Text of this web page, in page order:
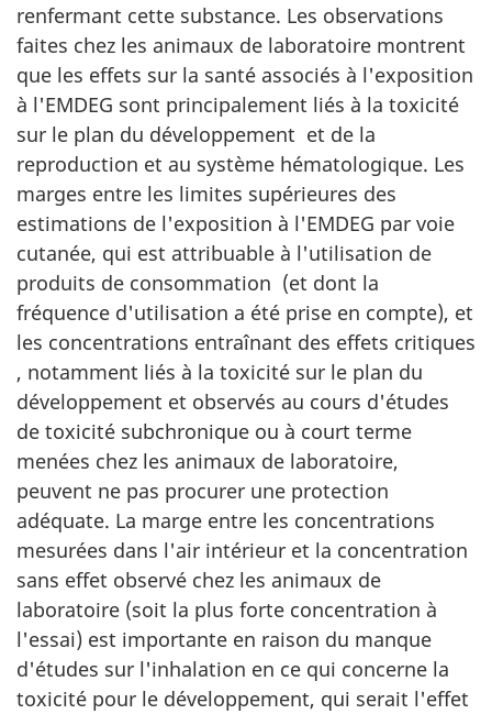
renfermant cette substance. Les observations
faites chez les animaux de laboratoire montrent
que les effets sur la santé associés à l'exposition
à l'EMDEG sont principalement liés à la toxicité
sur le plan du développement et de la
reproduction et au système hématologique. Les
marges entre les limites supérieures des
estimations de l'exposition à l'EMDEG par voie
cutanée, qui est attribuable à l'utilisation de
produits de consommation (et dont la
fréquence d'utilisation a été prise en compte), et
les concentrations entraînant des effets critiques
, notamment liés à la toxicité sur le plan du
développement et observés au cours d'études
de toxicité subchronique ou à court terme
menées chez les animaux de laboratoire,
peuvent ne pas procurer une protection
adéquate. La marge entre les concentrations
mesurées dans l'air intérieur et la concentration
sans effet observé chez les animaux de
laboratoire (soit la plus forte concentration à
l'essai) est importante en raison du manque
d'études sur l'inhalation en ce qui concerne la
toxicité pour le développement, qui serait l'effet